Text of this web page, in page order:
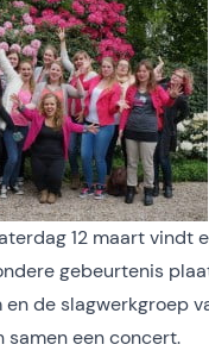
12 maart vindt
gebeurtenis
en de slagwerkgroep
samen een concert.